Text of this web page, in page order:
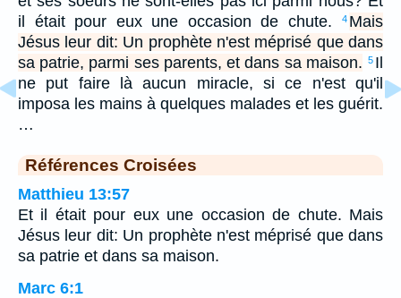
il était pour eux une occasion de chute.
4 Mais
Jésus leur dit: Un prophète n'est méprisé que dans
sa patrie, parmi ses parents, et dans sa maison. 5 Il
ne put faire là aucun miracle, si ce n'est qu'il
imposa les mains à quelques malades et les guérit.
…
Références Croisées
Matthieu 13:57
Et il était pour eux une occasion de chute. Mais
Jésus leur dit: Un prophète n'est méprisé que dans
sa patrie et dans sa maison.
Marc 6:1